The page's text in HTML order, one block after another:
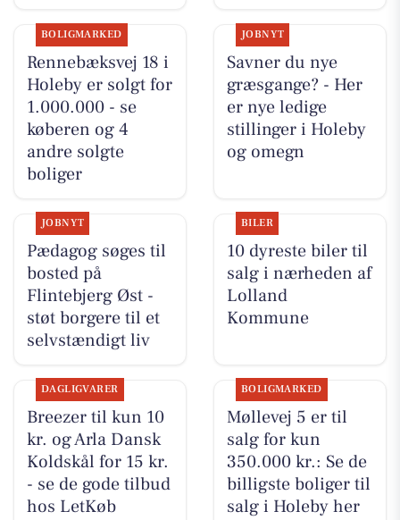
BOLIGMARKED
Rennebæksvej 18 i
Holeby er solgt for
1.000.000 - se
køberen og 4
andre solgte
boliger
JOBNYT
Savner du nye
græsgange? - Her
er nye ledige
stillinger i Holeby
og omegn
JOBNYT
Pædagog søges til
bosted på
Flintebjerg Øst -
støt borgere til et
selvstændigt liv
BILER
10 dyreste biler til
salg i nærheden af
Lolland
Kommune
DAGLIGVARER
Breezer til kun 10
kr. og Arla Dansk
Koldskål for 15 kr.
- se de gode tilbud
hos LetKøb
BOLIGMARKED
Møllevej 5 er til
salg for kun
350.000 kr.: Se de
billigste boliger til
salg i Holeby her